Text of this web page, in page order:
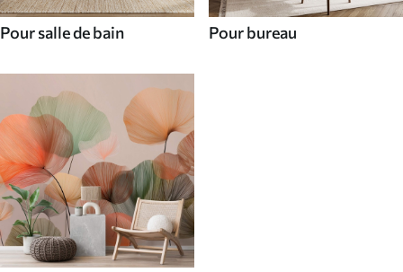
Pour salle de bain Pour bureau